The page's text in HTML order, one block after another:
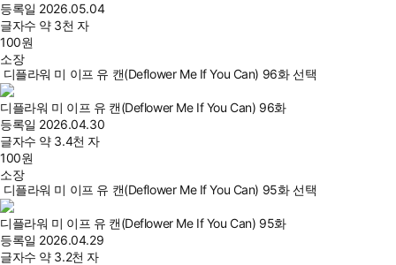
등록일 2026.05.04
글자수 약 3천 자
100원
소장
디플라워 미 이프 유 캔(Deflower Me If You Can) 96화 선택
디플라워 미 이프 유 캔(Deflower Me If You Can) 96화
등록일 2026.04.30
글자수 약 3.4천 자
100원
소장
디플라워 미 이프 유 캔(Deflower Me If You Can) 95화 선택
디플라워 미 이프 유 캔(Deflower Me If You Can) 95화
등록일 2026.04.29
글자수 약 3.2천 자